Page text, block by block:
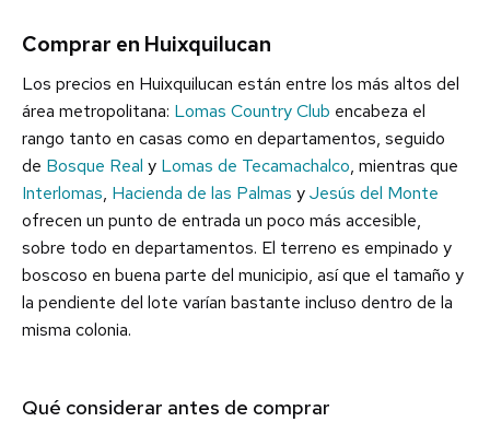
Comprar en Huixquilucan
Los precios en Huixquilucan están entre los más altos del
área metropolitana: Lomas Country Club encabeza el
rango tanto en casas como en departamentos, seguido
de Bosque Real y Lomas de Tecamachalco, mientras que
Interlomas, Hacienda de las Palmas yJesús del Monte
ofrecen un punto de entrada un poco más accesible,
sobre todo en departamentos. El terreno es empinado y
boscoso en buena parte del municipio, así que el tamaño y
la pendiente del lote varían bastante incluso dentro de la
misma colonia.
Qué considerar antes de comprar